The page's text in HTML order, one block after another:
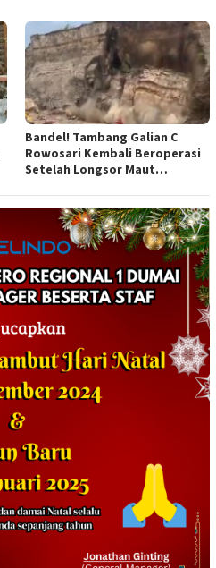
Bandel! Tambang Galian C
Rowosari Kembali Beroperasi
Setelah Longsor Maut